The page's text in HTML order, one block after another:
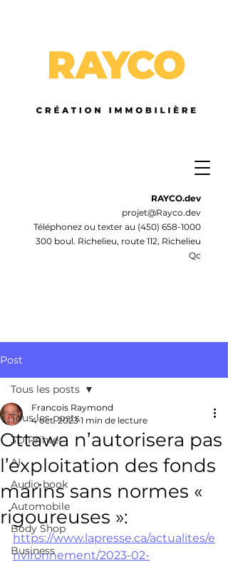
RAYCO.dev
projet@Rayco.dev
Téléphonez ou texter au (450) 658-1000
300 boul. Richelieu, route 112, Richelieu
Qc
Post
Tous les posts
3D Printer
AI
Audio book
Automobile
Body Shop
Business
Tous les posts
Ottawa n’autorisera pas
l’exploitation des fonds
marins sans normes «
rigoureuses »:
Francois Raymond
4 oct. 2023 1 min de lecture
https://www.lapresse.ca/actualites/e
nvironnement/2023-02-